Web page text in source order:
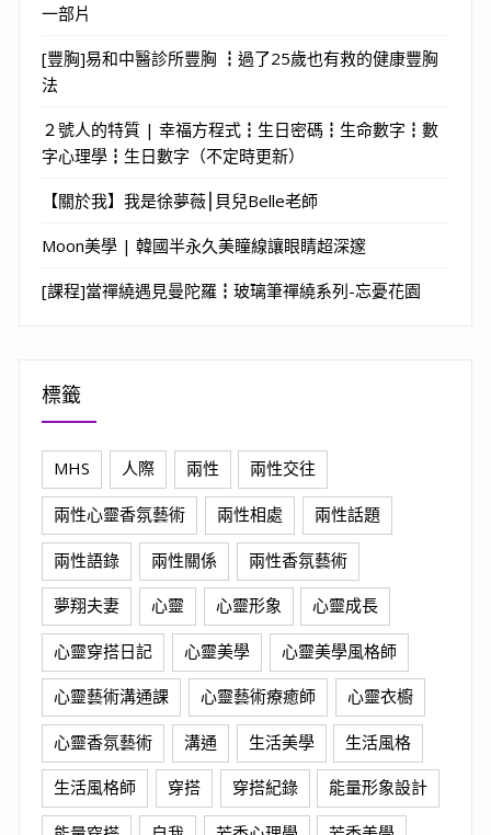
一部片
[豐胸]易和中醫診所豐胸 ┇過了25歲也有救的健康豐胸
法
２號人的特質 | 幸福方程式┇生日密碼┇生命數字┇數
字心理學┇生日數字（不定時更新）
【關於我】我是徐夢薇⎮貝兒Belle老師
Moon美學 | 韓國半永久美瞳線讓眼睛超深邃
[課程]當禪繞遇見曼陀羅┇玻璃筆禪繞系列-忘憂花園
標籤
MHS 人際 兩性 兩性交往
兩性心靈香氛藝術 兩性相處 兩性話題
兩性語錄 兩性關係 兩性香氛藝術
夢翔夫妻 心靈 心靈形象 心靈成長
心靈穿搭日記 心靈美學 心靈美學風格師
心靈藝術溝通課 心靈藝術療癒師 心靈衣櫥
心靈香氛藝術 溝通 生活美學 生活風格
生活風格師 穿搭 穿搭紀錄 能量形象設計